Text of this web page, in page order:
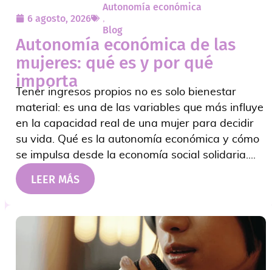
6 agosto, 2026
Autonomía económica
Blog
Autonomía económica de las
mujeres: qué es y por qué
importa
Tener ingresos propios no es solo bienestar
material: es una de las variables que más influye
en la capacidad real de una mujer para decidir
su vida. Qué es la autonomía económica y cómo
se impulsa desde la economía social solidaria....
LEER MÁS